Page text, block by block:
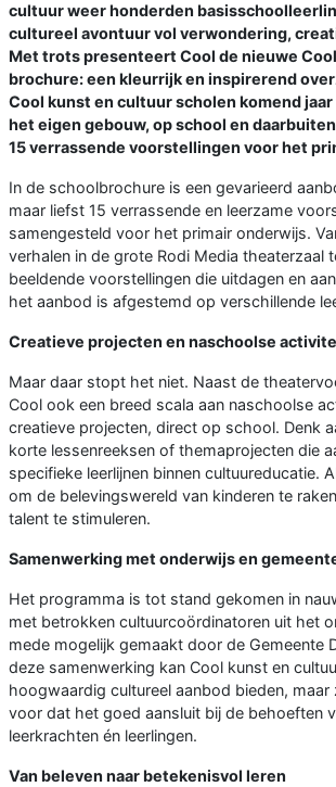
cultuur weer honderden
cultureel avontuur vol verwondering,
Met trots presenteert Cool de nieuwe
brochure: een kleurrijk en inspirerend
Cool kunst en cultuur scholen komend
het eigen gebouw, op school en
15 verrassende voorstellingen voor het
In de schoolbrochure is een gevarieerd
maar liefst 15 verrassende en leerzame
samengesteld voor het primair onderwijs.
verhalen in de grote Rodi Media theaterzaal
beeldende voorstellingen die uitdagen en
het aanbod is afgestemd op verschillende
Creatieve projecten en naschoolse
Maar daar stopt het niet. Naast de
Cool ook een breed scala aan naschoolse
creatieve projecten, direct op school. Denk
korte lessenreeksen of themaprojecten die
specifieke leerlijnen binnen cultuureducatie.
om de belevingswereld van kinderen te
talent te stimuleren.
Samenwerking met onderwijs en
Het programma is tot stand gekomen in
met betrokken cultuurcoördinatoren uit het
mede mogelijk gemaakt door de Gemeente
deze samenwerking kan Cool kunst en
hoogwaardig cultureel aanbod bieden,
voor dat het goed aansluit bij de behoeften
leerkrachten én leerlingen.
Van beleven naar betekenisvol leren